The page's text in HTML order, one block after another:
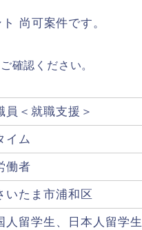
尚可案件です。
確認ください。
員＜就職支援＞
イム
働者
いたま市浦和区
人留学生、日本人留学